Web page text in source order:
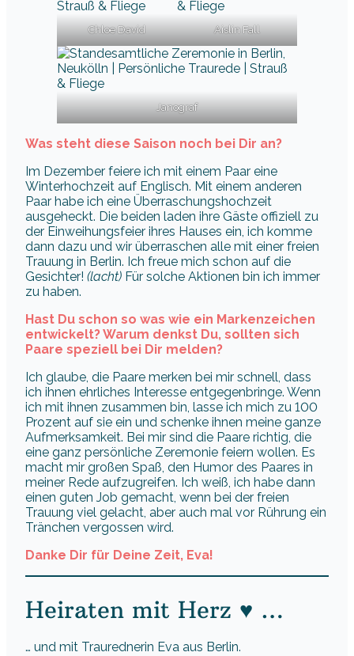
Chloe David Aislin Fall
Janograf
Was steht diese Saison noch bei Dir an?
Im Dezember feiere ich mit einem Paar eine
Winterhochzeit auf Englisch. Mit einem anderen
Paar habe ich eine Überraschungshochzeit
ausgeheckt. Die beiden laden ihre Gäste offiziell zu
der Einweihungsfeier ihres Hauses ein, ich komme
dann dazu und wir überraschen alle mit einer freien
Trauung in Berlin. Ich freue mich schon auf die
Gesichter! (lacht) Für solche Aktionen bin ich immer
zu haben.
Hast Du schon so was wie ein Markenzeichen
entwickelt? Warum denkst Du, sollten sich
Paare speziell bei Dir melden?
Ich glaube, die Paare merken bei mir schnell, dass
ich ihnen ehrliches Interesse entgegenbringe. Wenn
ich mit ihnen zusammen bin, lasse ich mich zu 100
Prozent auf sie ein und schenke ihnen meine ganze
Aufmerksamkeit. Bei mir sind die Paare richtig, die
eine ganz persönliche Zeremonie feiern wollen. Es
macht mir großen Spaß, den Humor des Paares in
meiner Rede aufzugreifen. Ich weiß, ich habe dann
einen guten Job gemacht, wenn bei der freien
Trauung viel gelacht, aber auch mal vor Rührung ein
Tränchen vergossen wird.
Danke Dir für Deine Zeit, Eva!
Heiraten mit Herz ♥ …
… und mit Traurednerin Eva aus Berlin.